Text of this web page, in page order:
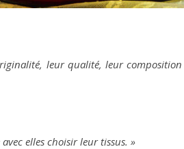
leur qualité, leur
elles choisir leur tissus. »